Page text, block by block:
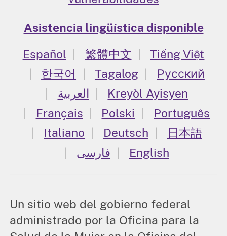
Asistencia lingüística disponible
Español
繁體中文
Tiếng Việt
한국어
Tagalog
Русский
العربية
Kreyòl Ayisyen
Français
Polski
Português
Italiano
Deutsch
日本語
فارسی
English
Un sitio web del gobierno federal
administrado por la Oficina para la